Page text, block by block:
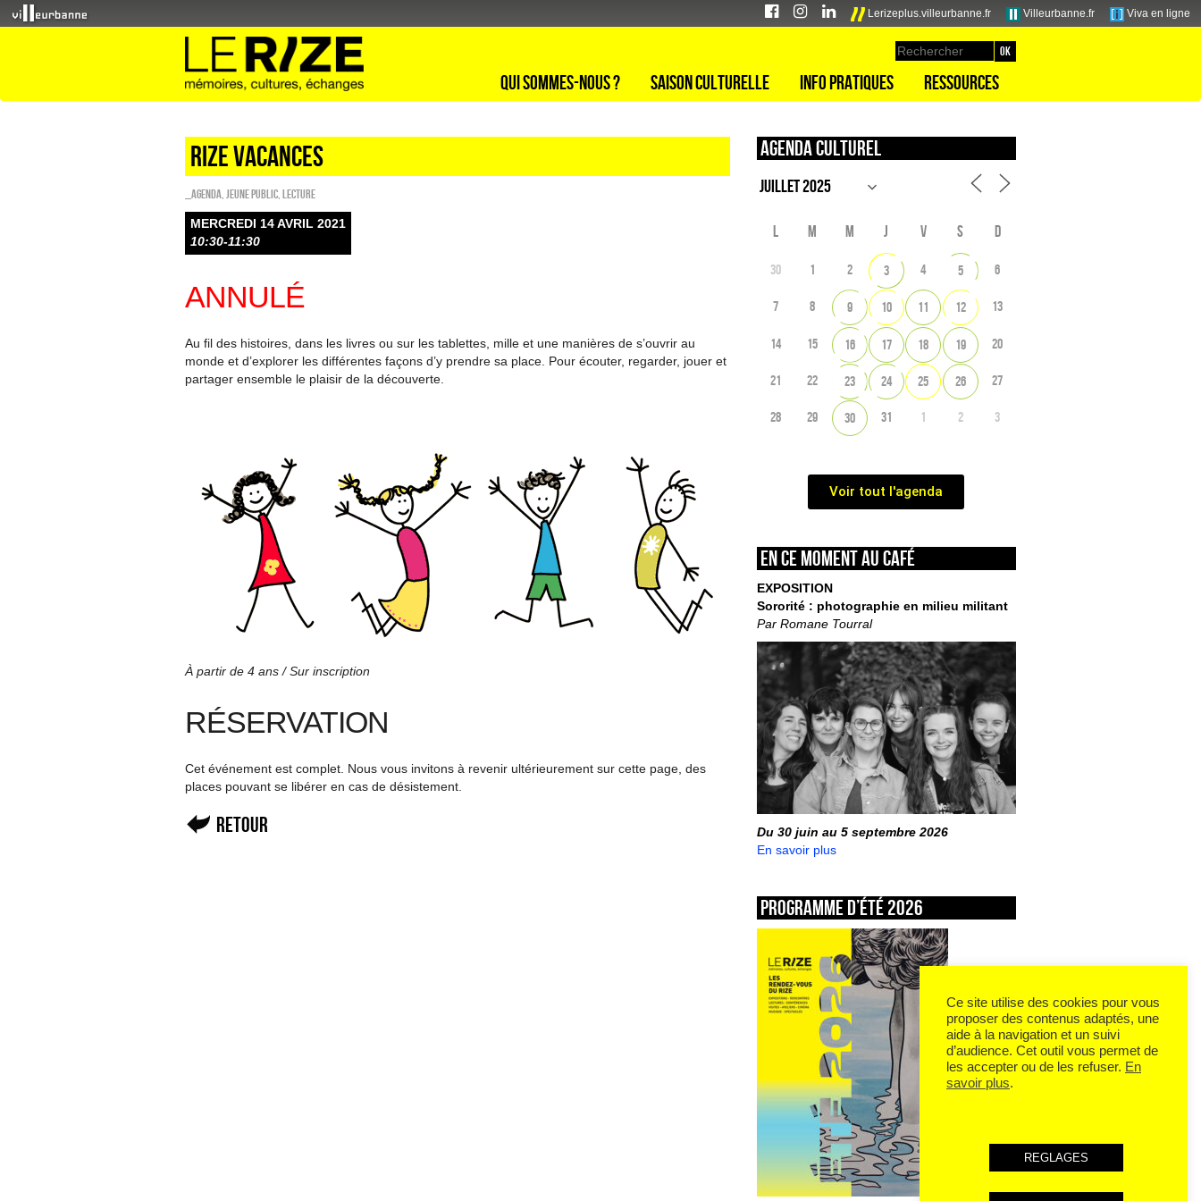
Lerizeplus.villeurbanne.fr Villeurbanne.fr Viva en ligne
Qui sommes-nous ? Saison culturelle Info pratiques Ressources
Rize vacances
_Agenda Jeune public Lecture
MERCREDI 14 AVRIL 2021
10:30-11:30
ANNULÉ
Au fil des histoires, dans les livres ou sur les tablettes, mille et une manières de s’ouvrir au
monde et d’explorer les différentes façons d’y prendre sa place. Pour écouter, regarder, jouer et
partager ensemble le plaisir de la découverte.
À partir de 4 ans / Sur inscription
RÉSERVATION
Cet événement est complet. Nous vous invitons à revenir ultérieurement sur cette page, des
places pouvant se libérer en cas de désistement.
Retour
Agenda culturel
L M M J V S D
30 1 2 3 4 5 6
7 8 9 10 11 12 13
14 15 16 17 18 19 20
21 22 23 24 25 26 27
28 29 30 31 1 2 3
Voir tout l'agenda
En ce moment au café
EXPOSITION
Sororité : photographie en milieu militant
Par Romane Tourral
Du 30 juin au 5 septembre 2026
En savoir plus
Programme d’été 2026
Ce site utilise des cookies pour vous
proposer des contenus adaptés, une
aide à la navigation et un suivi
d’audience. Cet outil vous permet de
les accepter ou de les refuser. En
savoir plus.
REGLAGES